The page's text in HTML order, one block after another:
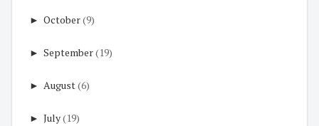
► October(9)
► September(19)
► August(6)
► July(19)